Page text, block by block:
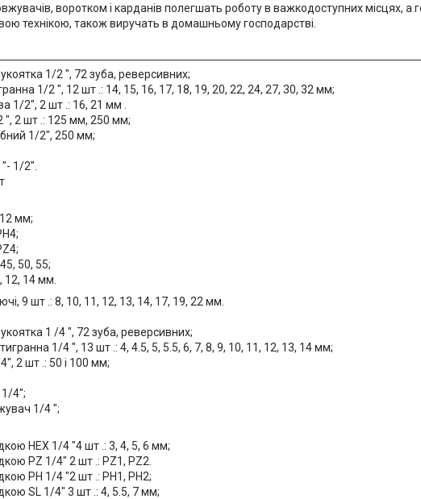
воротком і карданів полегшать роботу в важкодоступних місцях, а
технікою, також виручать в домашньому господарстві.
1/2 ", 72 зуба, реверсивних;
1/2 ", 12 шт .: 14, 15, 16, 17, 18, 19, 20, 22, 24, 27, 30, 32 мм;
1/2", 2 шт .: 16, 21 мм .
", 2 шт .: 125 мм, 250 мм;
1/2", 250 мм;
1/2".
мм;
50, 55;
12, 14 мм.
9 шт .: 8, 10, 11, 12, 13, 14, 17, 19, 22 мм.
1 /4 ", 72 зуба, реверсивних;
1/4 ", 13 шт .: 4, 4.5, 5, 5.5, 6, 7, 8, 9, 10, 11, 12, 13, 14 мм;
2 шт .: 50 і 100 мм;
1/4";
1/4 ";
HEX 1/4 "4 шт .: 3, 4, 5, 6 мм;
PZ 1/4" 2 шт .: PZ1, PZ2.
PH 1/4 "2 шт .: PH1, PH2;
SL 1/4" 3 шт .: 4, 5.5, 7 мм;